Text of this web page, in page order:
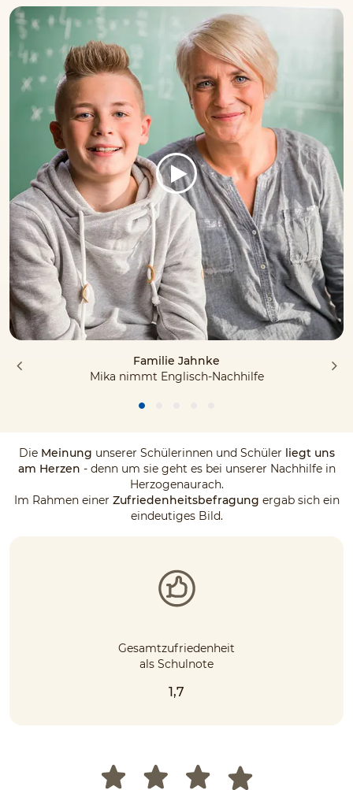
Familie Jahnke
Mika nimmt Englisch-Nachhilfe
Die Meinung unserer Schülerinnen und Schüler liegt uns
am Herzen - denn um sie geht es bei unserer Nachhilfe in
Herzogenaurach.
Im Rahmen einer Zufriedenheitsbefragung ergab sich ein
eindeutiges Bild.
Gesamtzufriedenheit
als Schulnote
1,7